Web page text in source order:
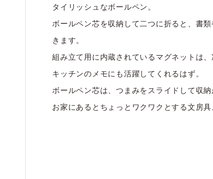
タイリッシュなボールペン。
ボールペン芯を収納して二つに折ると、書
きます。
組み立て用に内蔵されているマグネットは
キッチンのメモにも活躍してくれるはず。
ボールペン芯は、つまみをスライドして収納
お家にあるとちょっとワクワクとする文房具